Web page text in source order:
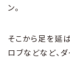
ン。
そこから足を延
ロブなどなど、